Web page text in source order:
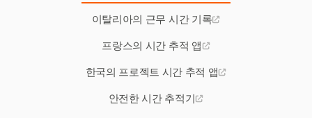
이탈리아의 근무 시간 기록
프랑스의 시간 추적 앱
한국의 프로젝트 시간 추적 앱
안전한 시간 추적기